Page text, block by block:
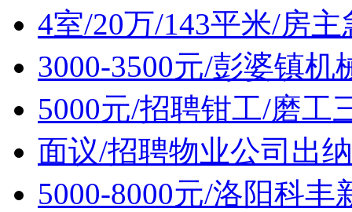
4室/20万/143平米/房
3000-3500元/彭婆镇
5000元/招聘钳工/磨工
面议/招聘物业公司出纳
5000-8000元/洛阳科